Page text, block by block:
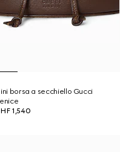
borsa a secchiello Gucci
1,540